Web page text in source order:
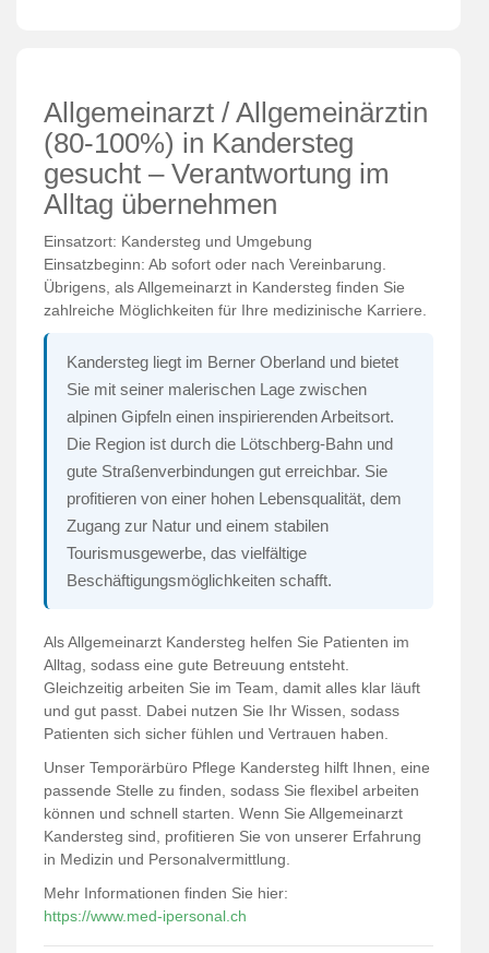
Allgemeinarzt / Allgemeinärztin
(80-100%) in Kandersteg
gesucht – Verantwortung im
Alltag übernehmen
Einsatzort: Kandersteg und Umgebung
Einsatzbeginn: Ab sofort oder nach Vereinbarung.
Übrigens, als Allgemeinarzt in Kandersteg finden Sie
zahlreiche Möglichkeiten für Ihre medizinische Karriere.
Kandersteg liegt im Berner Oberland und bietet
Sie mit seiner malerischen Lage zwischen
alpinen Gipfeln einen inspirierenden Arbeitsort.
Die Region ist durch die Lötschberg-Bahn und
gute Straßenverbindungen gut erreichbar. Sie
profitieren von einer hohen Lebensqualität, dem
Zugang zur Natur und einem stabilen
Tourismusgewerbe, das vielfältige
Beschäftigungsmöglichkeiten schafft.
Als Allgemeinarzt Kandersteg helfen Sie Patienten im
Alltag, sodass eine gute Betreuung entsteht.
Gleichzeitig arbeiten Sie im Team, damit alles klar läuft
und gut passt. Dabei nutzen Sie Ihr Wissen, sodass
Patienten sich sicher fühlen und Vertrauen haben.
Unser Temporärbüro Pflege Kandersteg hilft Ihnen, eine
passende Stelle zu finden, sodass Sie flexibel arbeiten
können und schnell starten. Wenn Sie Allgemeinarzt
Kandersteg sind, profitieren Sie von unserer Erfahrung
in Medizin und Personalvermittlung.
Mehr Informationen finden Sie hier:
https://www.med-ipersonal.ch